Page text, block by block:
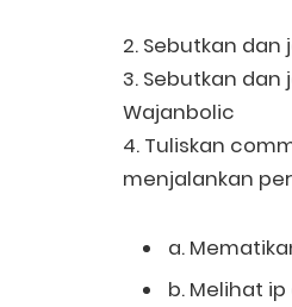
2. Sebutkan
3. Sebutkan
Wajanbolic
4. Tuliskan
menjalankan
a.
b. Melihat